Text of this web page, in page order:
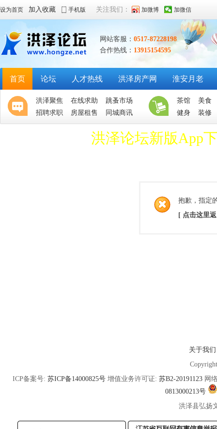
设为首页 加入收藏 手机版 关注我们： 加微博 加微信
网站客服： 0517-87228198
合作热线： 13915154595
首页 论坛 人才热线 洪泽房产网 淮安月老
洪泽聚焦 在线求助
跳蚤市场
招聘求职
房屋租售 同城商讯
茶馆
美食
健身
装修
洪泽论坛新版App
抱歉，指定
[ 点击这里
关于我们
ICP备案号: 苏ICP备14000825号 增值业务许可证: 苏B2-20191123 网
0813000213号
洪泽县弘扬